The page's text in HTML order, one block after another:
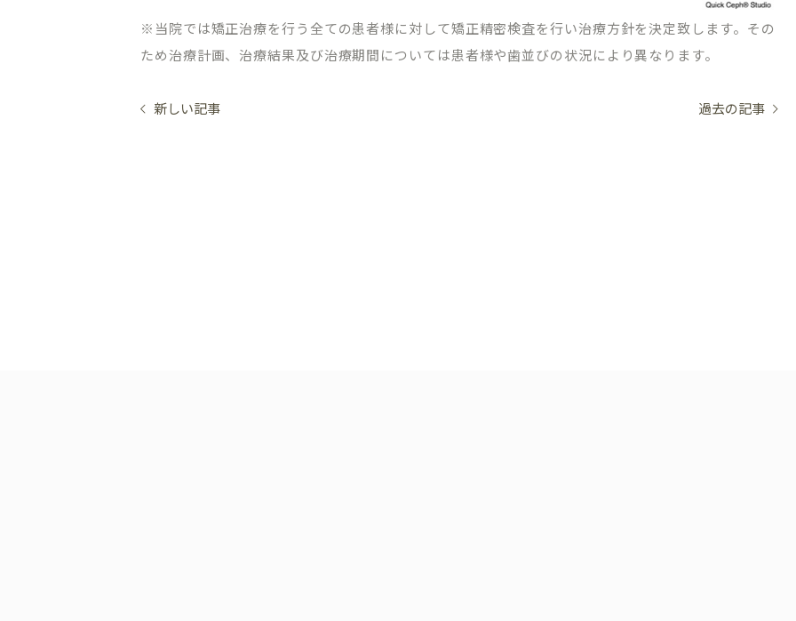
※当院では矯正治療を行う全ての患者様に対して矯正精密検査を行い治療方針を決定致します。その
ため治療計画、治療結果及び治療期間については患者様や歯並びの状況により異なります。
新しい記事 過去の記事
ドクター紹介
はじめての方へ
オンライン初診相談
クリニックブログ
プライバシーポリシー
ワイヤーによる表側矯正
小児矯正（子どもの矯正）